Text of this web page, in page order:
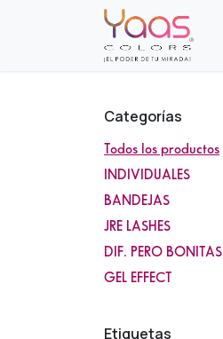
Categorías
Todos los productos
INDIVIDUALES
BANDEJAS
JRE LASHES
DIF. PERO BONITAS
GEL EFFECT
Etiquetas